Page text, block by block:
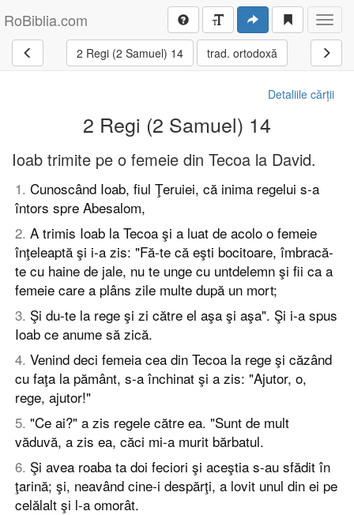
RoBiblia.com
2 Regi (2 Samuel) 14 trad. ortodoxă
Detaliile cărții
2 Regi (2 Samuel) 14
Ioab trimite pe o femeie din Tecoa la David.
1. Cunoscând Ioab, fiul Ţeruiei, că inima regelui s-a
întors spre Abesalom,
2. A trimis Ioab la Tecoa şi a luat de acolo o femeie
înţeleaptă şi i-a zis: "Fă-te că eşti bocitoare, îmbracă-
te cu haine de jale, nu te unge cu untdelemn şi fii ca a
femeie care a plâns zile multe după un mort;
3. Şi du-te la rege şi zi către el aşa şi aşa". Şi i-a spus
Ioab ce anume să zică.
4. Venind deci femeia cea din Tecoa la rege şi căzând
cu faţa la pământ, s-a închinat şi a zis: "Ajutor, o,
rege, ajutor!"
5. "Ce ai?" a zis regele către ea. "Sunt de mult
văduvă, a zis ea, căci mi-a murit bărbatul.
6. Şi avea roaba ta doi feciori şi aceştia s-au sfădit în
ţarină; şi, neavând cine-i despărţi, a lovit unul din ei pe
celălalt şi l-a omorât.